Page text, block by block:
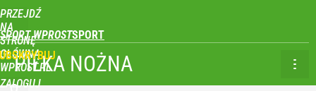
PRZEJDŹ
NA
STRONĘ
GŁÓWNĄ
WPROST.PL
SPORT WPROST
ZALOGUJ
PIŁKA NOŻNA